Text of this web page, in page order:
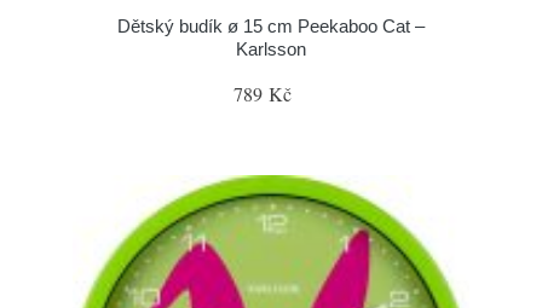
Dětský budík ø 15 cm Peekaboo Cat –
Karlsson
789 Kč